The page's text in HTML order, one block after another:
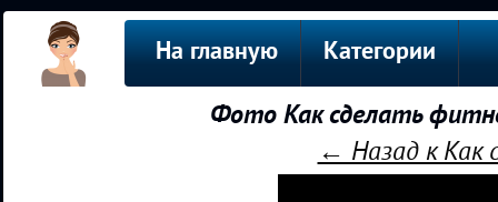
На главную Категории
Фото Как сделать
← Назад к Как